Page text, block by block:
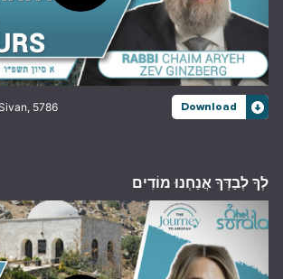
5786 Download
לְךָ לְבַדְּךָ אֲנַחְנוּ מוֹדִים